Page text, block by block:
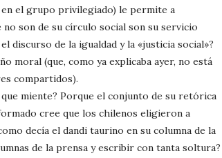
el grupo privilegiado) le permite a
son de su círculo social son su servicio
discurso de la igualdad y la «justicia social»?
moral (que, como ya explicaba ayer, no está
compartidos).
miente? Porque el conjunto de su retórica
cree que los chilenos eligieron a
decía el dandi taurino en su columna de la
de la prensa y escribir con tanta soltura?